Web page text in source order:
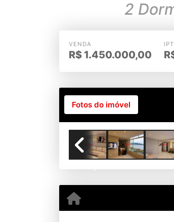
VENDA
R$ 1.450.000,00
Fotos do imóvel